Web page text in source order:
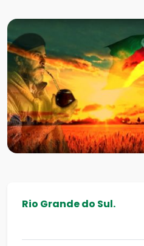
Rio Grande do Sul.